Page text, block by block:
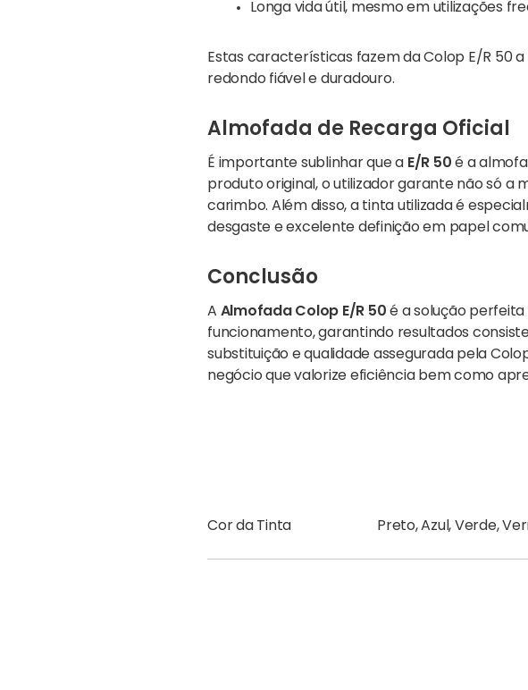
Longa vida útil, mesmo em utilizações
Estas características fazem da Colop E/R 50
redondo fiável e duradouro.
Almofada de Recarga Oficial
É importante sublinhar que a E/R 50 é a
produto original, o utilizador garante não só a
carimbo. Além disso, a tinta utilizada é
desgaste e excelente definição em papel
Conclusão
A Almofada Colop E/R 50 é a solução
funcionamento, garantindo resultados
substituição e qualidade assegurada pela
negócio que valorize eficiência bem como
Cor da Tinta Preto, Azul, Verde,